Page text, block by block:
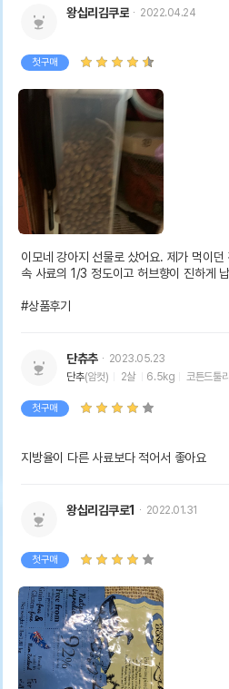
왕십리김쿠로 2022.04.24
첫구매
이모네 강아지 선물로 샀어요. 제가 먹이
속 사료의 1/3 정도이고 허브향이 진하게
#상품후기
단츄추
2023.05.23
단추(암컷) 2살 6.5kg 코튼드툴
첫구매
지방율이 다른 사료보다 적어서 좋아요
왕십리김쿠로1 2022.01.31
첫구매